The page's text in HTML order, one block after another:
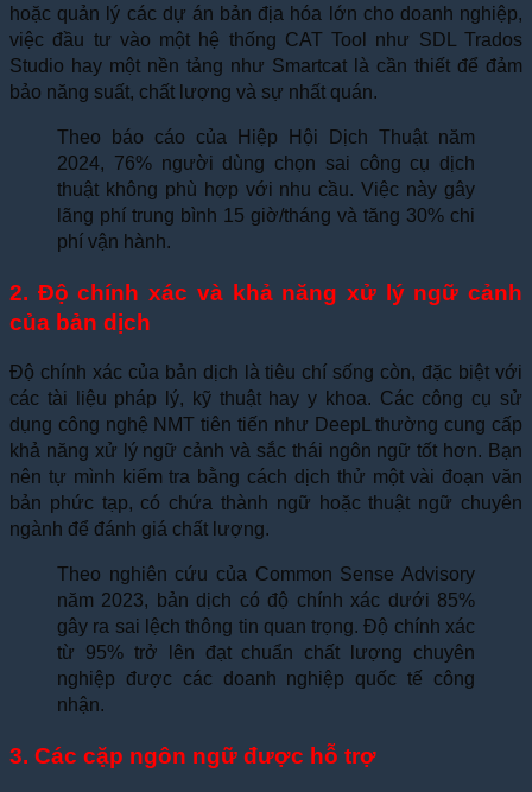
hoặc quản lý các dự án bản địa hóa lớn cho doanh nghiệp,
việc đầu tư vào một hệ thống CAT Tool như SDL Trados
Studio hay một nền tảng như Smartcat là cần thiết để đảm
bảo năng suất, chất lượng và sự nhất quán.
Theo báo cáo của Hiệp Hội Dịch Thuật năm
2024, 76% người dùng chọn sai công cụ dịch
thuật không phù hợp với nhu cầu. Việc này gây
lãng phí trung bình 15 giờ/tháng và tăng 30% chi
phí vận hành.
2. Độ chính xác và khả năng xử lý ngữ cảnh
của bản dịch
Độ chính xác của bản dịch là tiêu chí sống còn, đặc biệt với
các tài liệu pháp lý, kỹ thuật hay y khoa. Các công cụ sử
dụng công nghệ NMT tiên tiến như DeepL thường cung cấp
khả năng xử lý ngữ cảnh và sắc thái ngôn ngữ tốt hơn. Bạn
nên tự mình kiểm tra bằng cách dịch thử một vài đoạn văn
bản phức tạp, có chứa thành ngữ hoặc thuật ngữ chuyên
ngành để đánh giá chất lượng.
Theo nghiên cứu của Common Sense Advisory
năm 2023, bản dịch có độ chính xác dưới 85%
gây ra sai lệch thông tin quan trọng. Độ chính xác
từ 95% trở lên đạt chuẩn chất lượng chuyên
nghiệp được các doanh nghiệp quốc tế công
nhận.
3. Các cặp ngôn ngữ được hỗ trợ